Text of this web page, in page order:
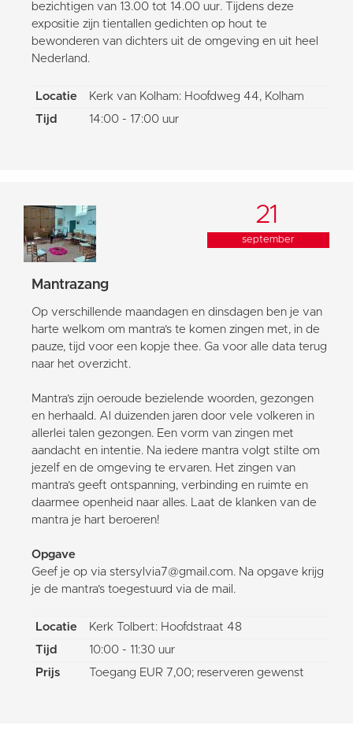
bezichtigen van 13.00 tot 14.00 uur. Tijdens deze
expositie zijn tientallen gedichten op hout te
bewonderen van dichters uit de omgeving en uit heel
Nederland.
Locatie
Kerk van Kolham: Hoofdweg 44, Kolham
Tijd
14:00 - 17:00 uur
21
september
Mantrazang
Op verschillende maandagen en dinsdagen ben je van
harte welkom om mantra’s te komen zingen met, in de
pauze, tijd voor een kopje thee. Ga voor alle data terug
naar het overzicht.
Mantra’s zijn oeroude bezielende woorden, gezongen
en herhaald. Al duizenden jaren door vele volkeren in
allerlei talen gezongen. Een vorm van zingen met
aandacht en intentie. Na iedere mantra volgt stilte om
jezelf en de omgeving te ervaren. Het zingen van
mantra’s geeft ontspanning, verbinding en ruimte en
daarmee openheid naar alles. Laat de klanken van de
mantra je hart beroeren!
Opgave
Geef je op via stersylvia7@gmail.com. Na opgave krijg
je de mantra’s toegestuurd via de mail.
Locatie
Kerk Tolbert: Hoofdstraat 48
Tijd
10:00 - 11:30 uur
Prijs
Toegang EUR 7,00; reserveren gewenst